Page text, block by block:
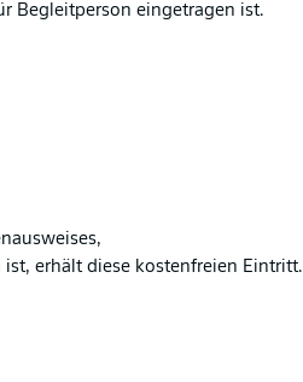
Begleitperson eingetragen ist.
erhält diese kostenfreien Eintritt.